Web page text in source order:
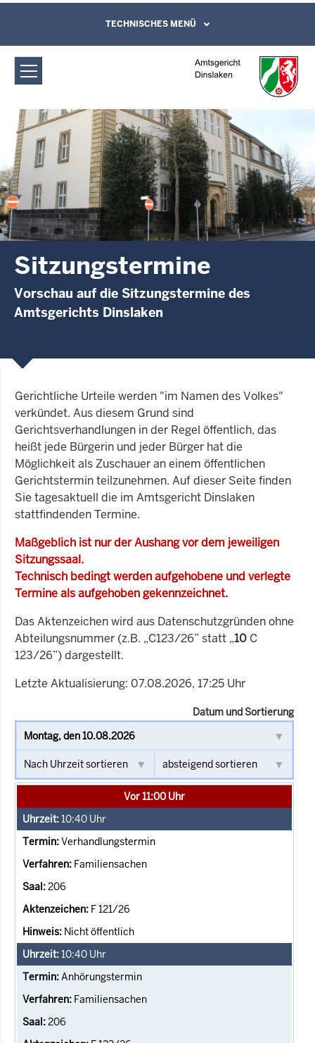
Amtsgericht Dinslaken:
Sitzungstermine
Direkt zum Inhalt
Leichte Sprache, Gebärdensprachenvideo
und Kontaktformular
TECHNISCHES MENÜ
Sitzungstermine
Vorschau auf die Sitzungstermine des
Amtsgerichts Dinslaken
Gerichtliche Urteile werden "im Namen des Volkes"
verkündet. Aus diesem Grund sind
Gerichtsverhandlungen in der Regel öffentlich, das
heißt jede Bürgerin und jeder Bürger hat die
Möglichkeit als Zuschauer an einem öffentlichen
Gerichtstermin teilzunehmen. Auf dieser Seite finden
Sie tagesaktuell die im Amtsgericht Dinslaken
stattfindenden Termine.
Maßgeblich ist nur der Aushang vor dem jeweiligen
Sitzungssaal.
Technisch bedingt werden aufgehobene und verlegte
Termine als aufgehoben gekennzeichnet.
Das Aktenzeichen wird aus Datenschutzgründen ohne
Abteilungsnummer (z.B. „C123/26” statt „10 C
123/26”) dargestellt.
Letzte Aktualisierung: 07.08.2026, 17:25 Uhr
Datum und Sortierung
Vor 11:00 Uhr
10:40 Uhr
Verhandlungstermin
Familiensachen
206
F 121/26
Nicht öffentlich
10:40 Uhr
Anhörungstermin
Familiensachen
206